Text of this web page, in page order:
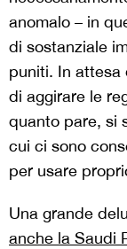
anomalo – in
di sostanziale
puniti. In attesa
di aggirare le
quanto pare, si
cui ci sono
per usare
Una grande
anche la Saudi